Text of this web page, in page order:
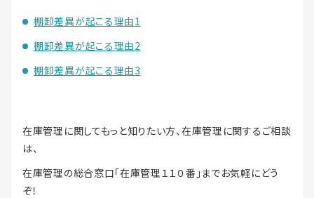
棚卸差異が起こる理由1
棚卸差異が起こる理由2
棚卸差異が起こる理由3
在庫管理に関してもっと知りたい方、在庫管理に関するご相談
は、
在庫管理の総合窓口「在庫管理１１０番」までお気軽にどう
ぞ！